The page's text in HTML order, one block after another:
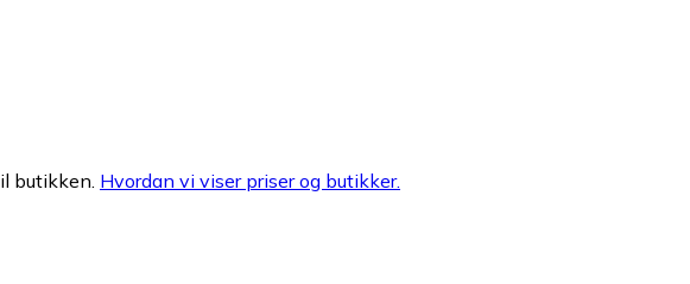
butikken. Hvordan vi viser priser og butikker.